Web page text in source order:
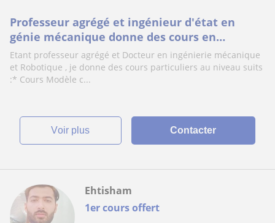
Professeur agrégé et ingénieur d'état en
génie mécanique donne des cours en
Robotique
Etant professeur agrégé et Docteur en ingénierie mécanique
et Robotique , je donne des cours particuliers au niveau suits
:* Cours Modèle c...
voir plus Contacter
1er cours offert
Ehtisham